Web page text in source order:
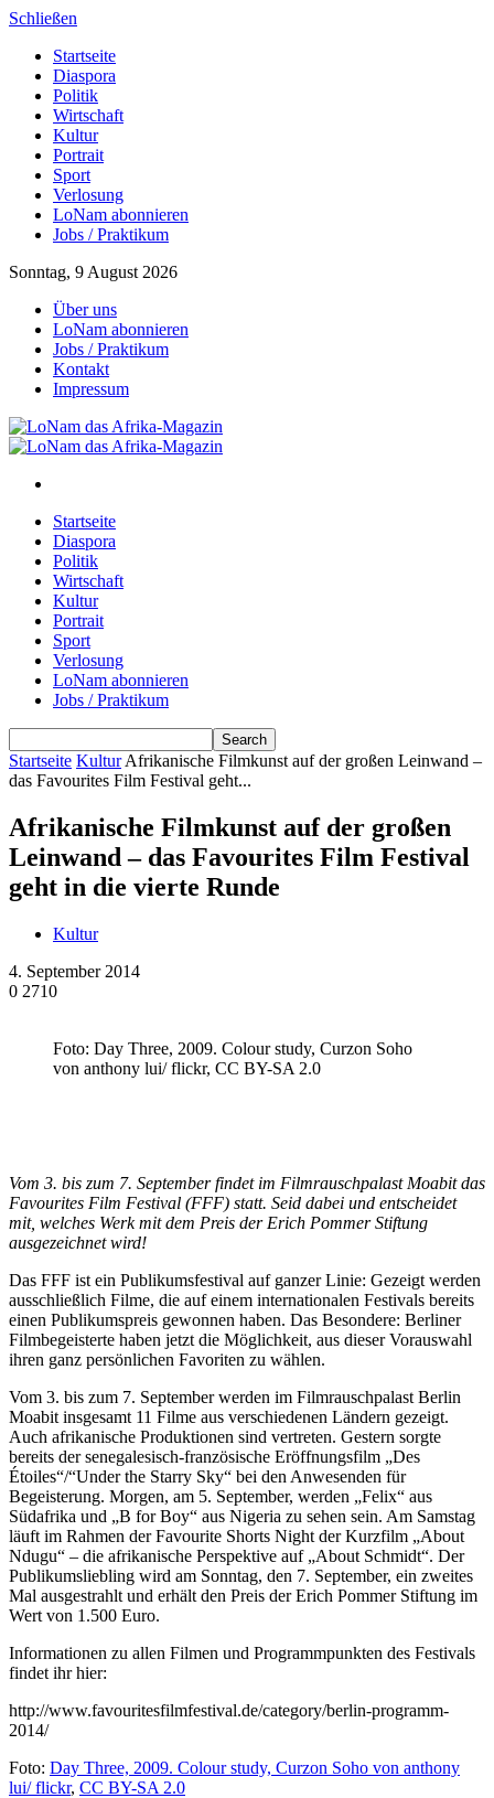
Schließen
Startseite
Diaspora
Politik
Wirtschaft
Kultur
Portrait
Sport
Verlosung
LoNam abonnieren
Jobs / Praktikum
Sonntag, 9 August 2026
Über uns
LoNam abonnieren
Jobs / Praktikum
Kontakt
Impressum
Startseite
Diaspora
Politik
Wirtschaft
Kultur
Portrait
Sport
Verlosung
LoNam abonnieren
Jobs / Praktikum
Startseite Kultur Afrikanische Filmkunst auf der großen Leinwand –
das Favourites Film Festival geht...
Afrikanische Filmkunst auf der großen
Leinwand – das Favourites Film Festival
geht in die vierte Runde
Kultur
4. September 2014
0 2710
Foto: Day Three, 2009. Colour study, Curzon Soho
von anthony lui/ flickr, CC BY-SA 2.0
Vom 3. bis zum 7. September findet im Filmrauschpalast Moabit das
Favourites Film Festival (FFF) statt. Seid dabei und entscheidet
mit, welches Werk mit dem Preis der Erich Pommer Stiftung
ausgezeichnet wird!
Das FFF ist ein Publikumsfestival auf ganzer Linie: Gezeigt werden
ausschließlich Filme, die auf einem internationalen Festivals bereits
einen Publikumspreis gewonnen haben. Das Besondere: Berliner
Filmbegeisterte haben jetzt die Möglichkeit, aus dieser Vorauswahl
ihren ganz persönlichen Favoriten zu wählen.
Vom 3. bis zum 7. September werden im Filmrauschpalast Berlin
Moabit insgesamt 11 Filme aus verschiedenen Ländern gezeigt.
Auch afrikanische Produktionen sind vertreten. Gestern sorgte
bereits der senegalesisch-französische Eröffnungsfilm „Des
Étoiles“/“Under the Starry Sky“ bei den Anwesenden für
Begeisterung. Morgen, am 5. September, werden „Felix“ aus
Südafrika und „B for Boy“ aus Nigeria zu sehen sein. Am Samstag
läuft im Rahmen der Favourite Shorts Night der Kurzfilm „About
Ndugu“ – die afrikanische Perspektive auf „About Schmidt“. Der
Publikumsliebling wird am Sonntag, den 7. September, ein zweites
Mal ausgestrahlt und erhält den Preis der Erich Pommer Stiftung im
Wert von 1.500 Euro.
Informationen zu allen Filmen und Programmpunkten des Festivals
findet ihr hier:
http://www.favouritesfilmfestival.de/category/berlin-programm-
2014/
Foto: Day Three, 2009. Colour study, Curzon Soho von anthony
lui/ flickr, CC BY-SA 2.0